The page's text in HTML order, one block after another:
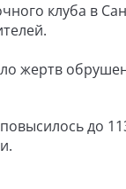
клуба в
жертв
до